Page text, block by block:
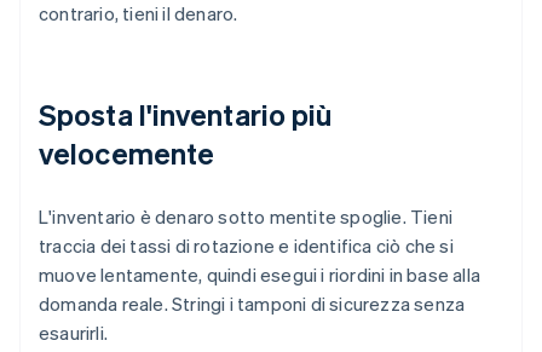
contrario, tieni il denaro.
Sposta l'inventario più
velocemente
L'inventario è denaro sotto mentite spoglie. Tieni
traccia dei tassi di rotazione e identifica ciò che si
muove lentamente, quindi esegui i riordini in base alla
domanda reale. Stringi i tamponi di sicurezza senza
esaurirli.